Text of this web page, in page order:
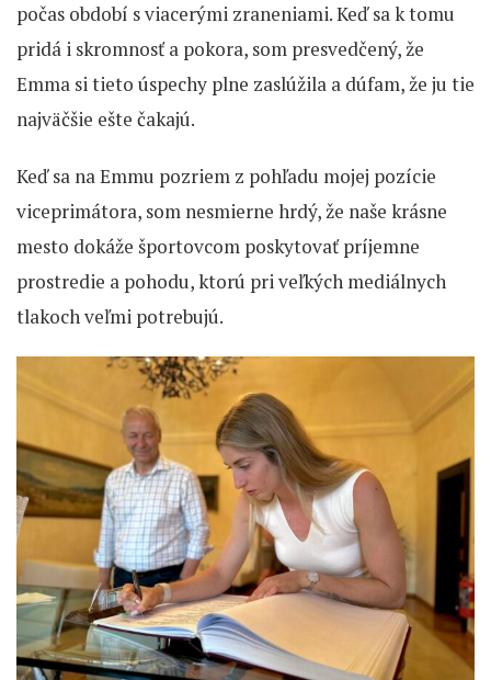
počas období s viacerými zraneniami. Keď sa k tomu
pridá i skromnosť a pokora, som presvedčený, že
Emma si tieto úspechy plne zaslúžila a dúfam, že ju tie
najväčšie ešte čakajú.
Keď sa na Emmu pozriem z pohľadu mojej pozície
viceprimátora, som nesmierne hrdý, že naše krásne
mesto dokáže športovcom poskytovať príjemne
prostredie a pohodu, ktorú pri veľkých mediálnych
tlakoch veľmi potrebujú.